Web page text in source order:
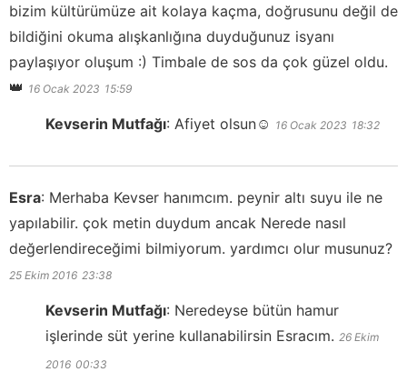
bizim kültürümüze ait kolaya kaçma, doğrusunu değil de
bildiğini okuma alışkanlığına duyduğunuz isyanı
paylaşıyor oluşum :) Timbale de sos da çok güzel oldu.
👑 16 Ocak 2023 15:59
Kevserin Mutfağı: Afiyet olsun☺️ 16 Ocak 2023 18:32
Esra: Merhaba Kevser hanımcım. peynir altı suyu ile ne
yapılabilir. çok metin duydum ancak Nerede nasıl
değerlendireceğimi bilmiyorum. yardımcı olur musunuz?
25 Ekim 2016 23:38
Kevserin Mutfağı: Neredeyse bütün hamur
işlerinde süt yerine kullanabilirsin Esracım. 26 Ekim
2016 00:33